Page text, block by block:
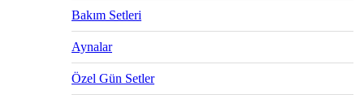
Bakım Setleri
Aynalar
Özel Gün Setler